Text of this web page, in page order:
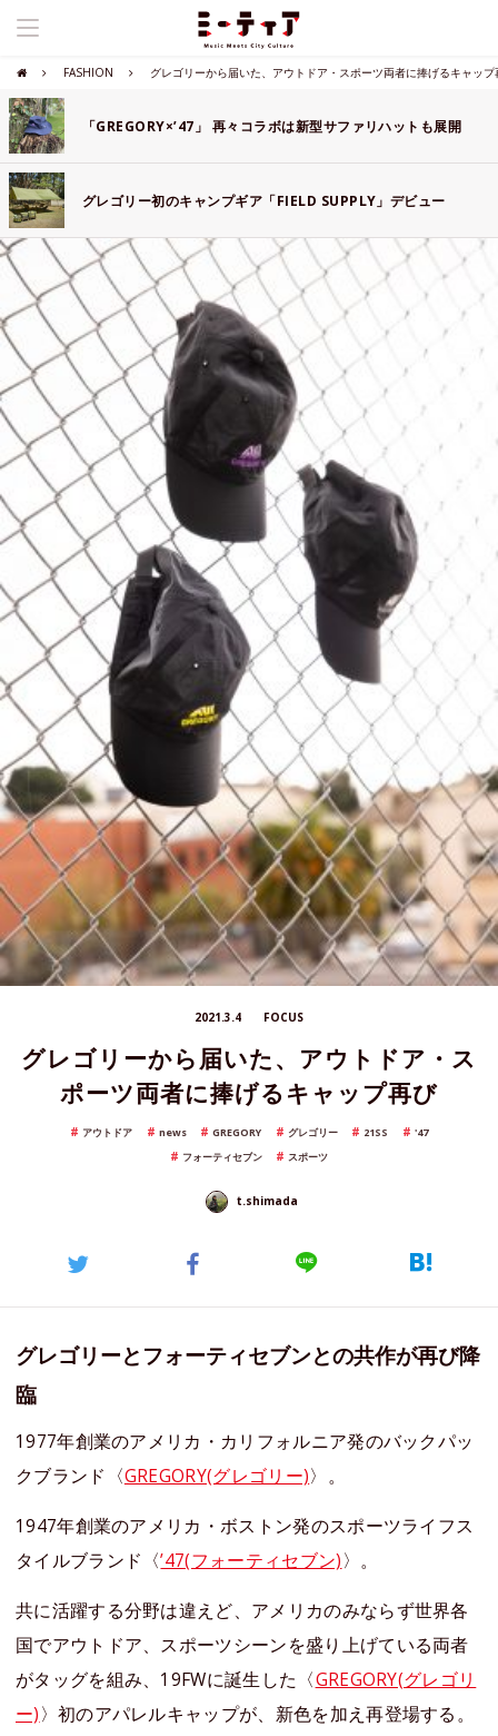
FASHION グレゴリーから届いた、アウトドア・スポーツ両者に捧げるキャップ
「GREGORY×’47」 再々コラボは新型サファリハットも展開
グレゴリー初のキャンプギア「FIELD SUPPLY」デビュー
2021.3.4 FOCUS
グレゴリーから届いた、アウトドア・ス
ポーツ両者に捧げるキャップ再び
アウトドア news GREGORY グレゴリー 21SS
'47
フォーティセブン
スポーツ
t.shimada
グレゴリーとフォーティセブンとの共作が再び降
臨
1977年創業のアメリカ・カリフォルニア発のバックパッ
クブランド〈GREGORY(グレゴリー)〉。
1947年創業のアメリカ・ボストン発のスポーツライフス
タイルブランド〈’47(フォーティセブン)〉。
共に活躍する分野は違えど、アメリカのみならず世界各
国でアウトドア、スポーツシーンを盛り上げている両者
がタッグを組み、19FWに誕生した〈GREGORY(グレゴリ
ー)〉初のアパレルキャップが、新色を加え再登場する。